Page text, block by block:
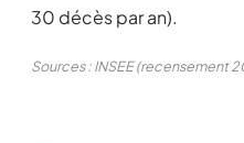
30 décès par an).
Sources : INSEE (recensement